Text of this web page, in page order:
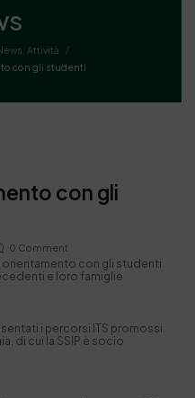
Attività
/
con gli studenti
con gli
0 Comment
orientamento con gli studenti
e loro famiglie
i percorsi ITS promossi
di cui la SSIP è socio